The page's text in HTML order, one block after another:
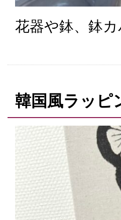
花器や鉢、鉢
韓国風ラッピ